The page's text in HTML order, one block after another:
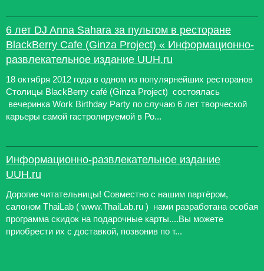
6 лет DJ Anna Sahara за пультом в ресторане
BlackBerry Cafe (Ginza Project) « Информационно-
развлекательное издание UUH.ru
18 октября 2012 года в одном из популярнейших ресторанов
Столицы BlackBerry café (Ginza Project) состоялась
вечеринка Work Birthday Party по случаю 6 лет творческой
карьеры самой гастролируемой в Ро...
Информационно-развлекательное издание
UUH.ru
Дорогие читательницы! Совместно с нашим партёром,
салоном ThaiLab ( www.ThaiLab.ru ) нами разработана особая
программа скидок на подарочные карты....Вы можете
приобрести их с доставкой, позвонив по т...